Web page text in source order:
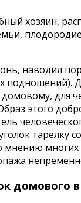
хозяин,
наводил
для
этого
тарелку
мнению
домового